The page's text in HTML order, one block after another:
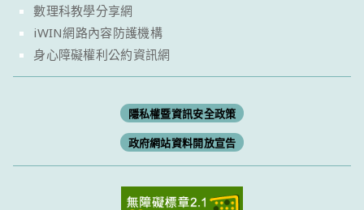
數理科教學分享網
iWIN網路內容防護機構
身心障礙權利公約資訊網
隱私權暨資訊安全政策
政府網站資料開放宣告